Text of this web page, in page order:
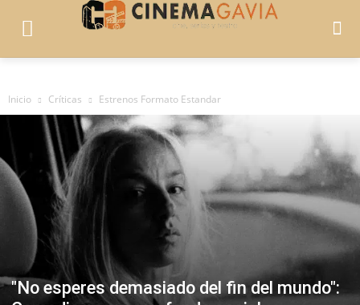
Inicio Críticas Estrenos Formato Estandar
"No esperes demasiado del fin del mundo":